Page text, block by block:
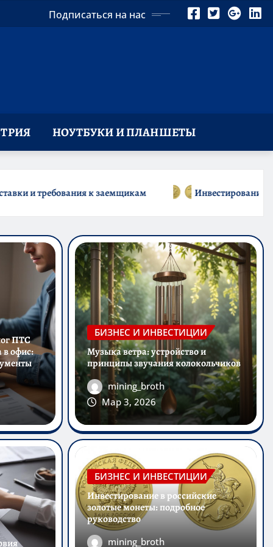
Подписаться на нас
НОУТБУКИ И ПЛАНШЕТЫ
Инвестирование в российские золотые монеты:
БАНКИ И КРЕДИТЫ
Оформление займа под
ПТС
в офис:
БИЗНЕС И ИНВЕСТИЦИИ
Музыка ветра: устройство и
принципы звучания колокольчиков
mining_broth
Мар 3, 2026
БИЗНЕС И ИНВЕСТИЦИИ
Инвестирование в российские
золотые монеты: подробное
руководство
mining_broth